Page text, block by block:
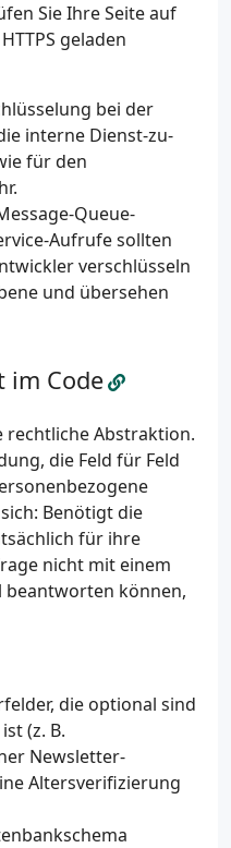
Sie Ihre Seite auf
geladen
bei der
interne Dienst-zu-
für den
Queue-
Aufrufe sollten
verschlüsseln
und übersehen
im Code
rechtliche Abstraktion.
die Feld für Feld
Benötigt die
für ihre
nicht mit einem
können,
die optional sind
(z. B.
Newsletter-
Altersverifizierung